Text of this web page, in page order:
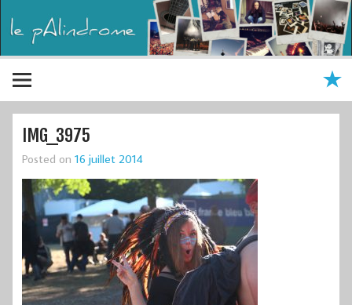
IMG_3975
Posted on 16 juillet 2014